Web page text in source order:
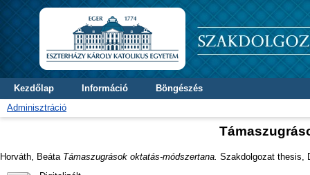
Kezdőlap Információ
Böngészés
Adminisztráció
Horváth, Beáta Támaszugrások oktatás-módszertana. Szakdolgozat thesis,